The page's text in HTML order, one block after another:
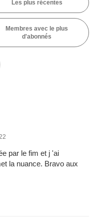
Les plus récentes
Membres avec le plus
d'abonnés
par le fim et j 'ai
la nuance. Bravo aux